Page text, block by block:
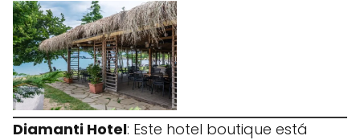
Diamanti Hotel: Este hotel boutique está